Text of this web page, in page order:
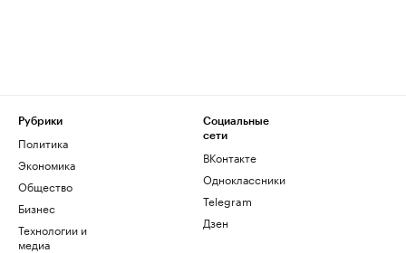
Рубрики
Политика
Экономика
Общество
Бизнес
Технологии и
медиа
Социальные
сети
ВКонтакте
Одноклассники
Telegram
Дзен